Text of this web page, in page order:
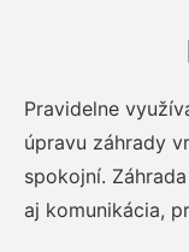
Pravidelne
úpravu záhrady
spokojní.
aj komunikácia,